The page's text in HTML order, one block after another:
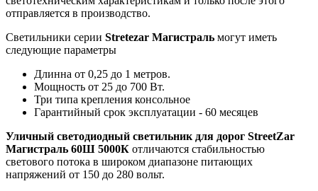
отправляется в производство.
Светильники серии Stretezar Магистраль могут иметь
следующие параметры
Длинна от 0,25 до 1 метров.
Мощность от 25 до 700 Вт.
Три типа крепления консольное
Гарантийный срок эксплуатации - 60 месяцев
Уличный светодиодный светильник для дорог StreetZar
Магистраль 60Ш 5000К отличаются стабильностью
светового потока в широком диапазоне питающих
напряжений от 150 до 280 вольт.